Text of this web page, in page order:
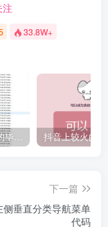
注
33.8W+
计算机专业相关的毕业设计论文合集免费下载
下一篇
侧垂直分类导航菜单
代码